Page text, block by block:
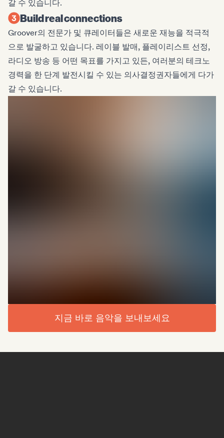
갈 수 있습니다.
Build real connections
Groover의 전문가 및 큐레이터들은 새로운 재능을 적극적
으로 발굴하고 있습니다. 레이블 발매, 플레이리스트 선정,
라디오 방송 등 어떤 목표를 가지고 있든, 여러분의 테크노
경력을 한 단계 발전시킬 수 있는 의사결정권자들에게 다가
갈 수 있습니다.
지금 바로 음악을 보내보세요